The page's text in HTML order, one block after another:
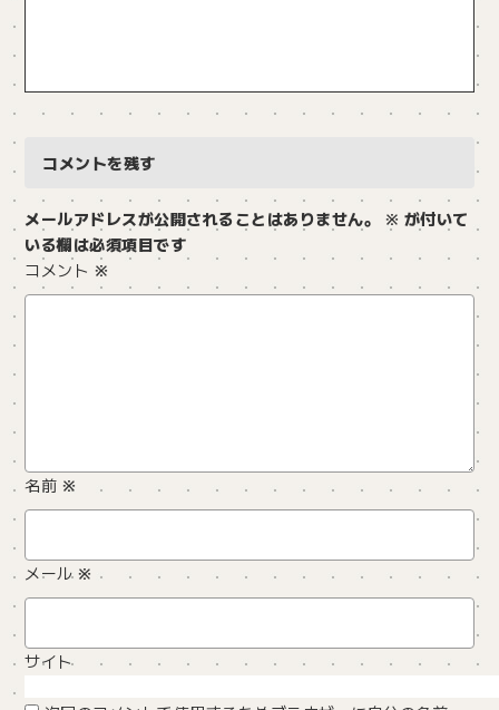
コメントを残す
メールアドレスが公開されることはありません。 ※ が付いて
いる欄は必須項目です
コメント ※
名前 ※
メール※
サイト